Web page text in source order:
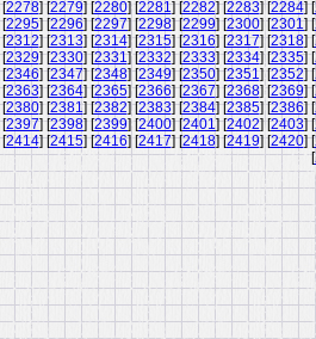
[2278] [2279] [2280] [2281] [2282] [2283] [2284] [
[2295] [2296] [2297] [2298] [2299] [2300] [2301] [
[2312] [2313] [2314] [2315] [2316] [2317] [2318] [
[2329] [2330] [2331] [2332] [2333] [2334] [2335] [
[2346] [2347] [2348] [2349] [2350] [2351] [2352] [
[2363] [2364] [2365] [2366] [2367] [2368] [2369] [
[2380] [2381] [2382] [2383] [2384] [2385] [2386] [
[2397] [2398] [2399] [2400] [2401] [2402] [2403] [
[2414] [2415] [2416] [2417] [2418] [2419] [2420] [
[